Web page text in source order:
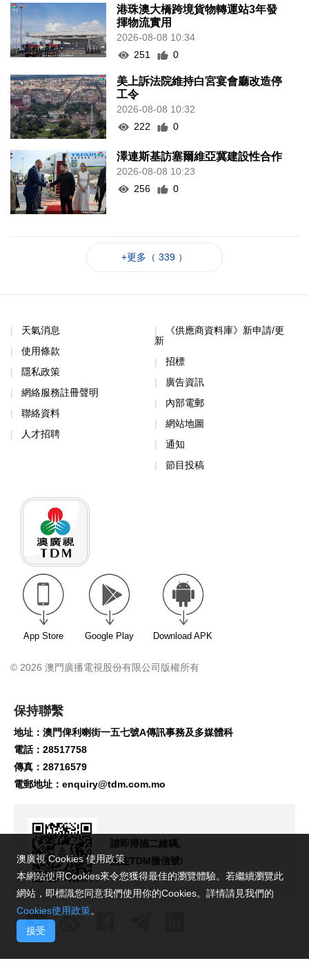
港珠澳大橋跨境貨物轉運站3年發
揮物流實用
2026-08-08 10:34
251
0
美上訴法院維持白宮宴會廳改造停
工令
2026-08-08 10:32
222
0
澤連斯基訪塞爾維亞冀建設性合作
2026-08-08 10:23
256
0
+更多（ 339 ）
天氣消息
使用條款
隱私政策
網絡服務註冊聲明
聯絡資料
人才招聘
《供應商資料庫》新申請/更
新
招標
廣告資訊
內部電郵
網站地圖
通知
節目投稿
App Store Google Play Download APK
© 2026 澳門廣播電視股份有限公司版權所有
保持聯繫
地址：澳門俾利喇街一五七號A傳訊事務及多媒體科
電話：28517758
傳真：28716579
電郵地址： enquiry@tdm.com.mo
請即掃描二維碼,
關注TDM微信號!
澳廣視 Cookies 使用政策
本網站使用Cookies來令您獲得最佳的瀏覽體驗。若繼續瀏覽此
網站，即標識您同意我們使用你的Cookies。詳情請見我們的
Cookies使用政策。
接受